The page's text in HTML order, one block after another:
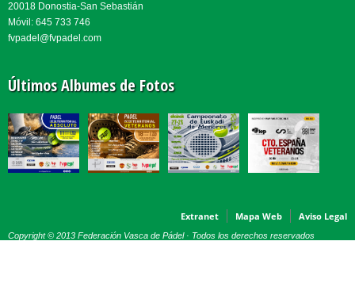
20018 Donostia-San Sebastián
Móvil: 645 733 746
fvpadel@fvpadel.com
Últimos Albumes de Fotos
Extranet Mapa Web Aviso Legal
Copyright © 2013 Federación Vasca de Pádel · Todos los derechos reservados